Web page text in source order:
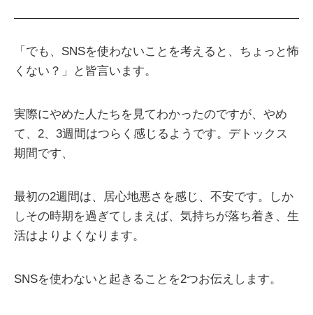
「でも、SNSを使わないことを考えると、ちょっと怖
くない？」と皆言います。
実際にやめた人たちを見てわかったのですが、やめ
て、2、3週間はつらく感じるようです。デトックス
期間です、
最初の2週間は、居心地悪さを感じ、不安です。しか
しその時期を過ぎてしまえば、気持ちが落ち着き、生
活はよりよくなります。
SNSを使わないと起きることを2つお伝えします。